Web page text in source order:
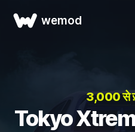
wemod
3,000 से
Tokyo